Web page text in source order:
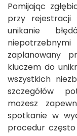
Pomijając
przy rejestracji
unikanie
niepotrzebnymi
zaplanowany
kluczem do
wszystkich
szczegółów
możesz
spotkanie w
procedur